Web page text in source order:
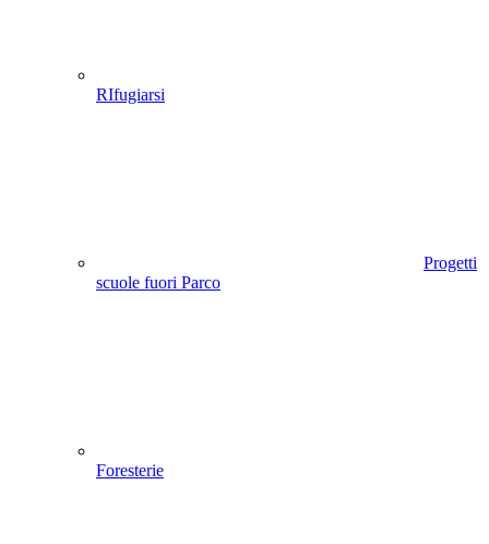
RIfugiarsi
Progetti
scuole fuori Parco
Foresterie